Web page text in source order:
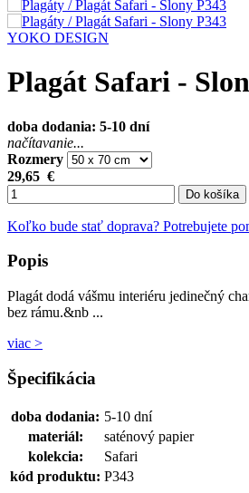
YOKO DESIGN
Plagát Safari -
doba dodania: 5-10 dní
načítavanie...
Rozmery
29,65 €
Do košíka
Koľko bude stať doprava? Potrebujete
Popis
Plagát dodá vášmu interiéru jedinečný
bez rámu.&nb ...
viac >
Špecifikácia
doba dodania: 5-10 dní
materiál:
saténový papier
kolekcia:
Safari
kód produktu: P343